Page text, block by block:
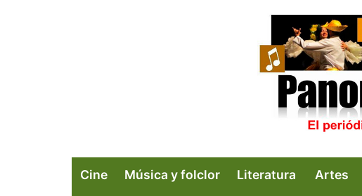
Cine Música y folclor Literatura Artes